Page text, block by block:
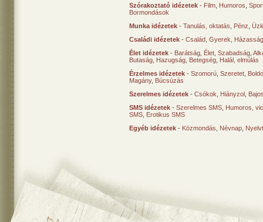
Szórakoztató idézetek - Film Humoros
Bormondások
Munka idézetek - Tanulás, oktatás Pénz
Családi idézetek - Család Gyerek
Élet idézetek - Barátság Élet Szabadság
Butaság Hazugság Betegség Halál, elmúlás
Érzelmes idézetek - Szomorú Szeretet
Magány, Búcsúzás
Szerelmes idézetek - Csókok Hiányzol
SMS idézetek - Szerelmes SMS Humoros,
SMS Erotikus SMS
Egyéb idézetek - Közmondás Névnap